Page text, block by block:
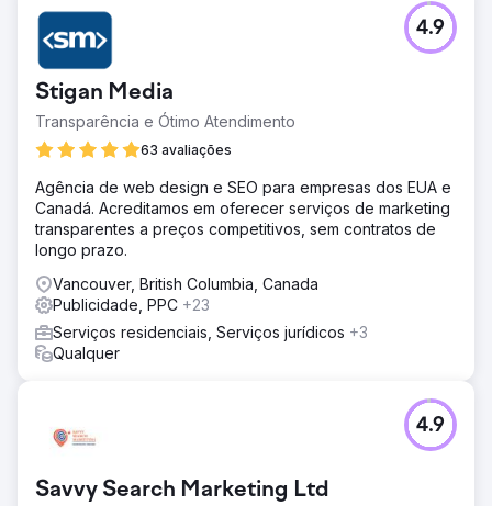
Desafio
Menos palavras-chave (47) estavam classificadas entre
as 3 primeiras do Google. Termos-chave como
"Concessionária Ford em Calgary" e "Concessionária
Ford" não estavam na primeira página. Os anúncios
geravam cliques, mas não conversões suficientes. Eles
precisavam de uma estratégia que impulsionasse o
tráfego, os leads e as ligações, sem desperdiçar o
orçamento de anúncios.
Solução
Uma transformação completa de SEO: Reconstruímos o
conteúdo da página e otimizamos os metadados.
Adicionamos um esquema estruturado para melhor
visibilidade nos resultados de busca. Direcionamos
palavras-chave transacionais (Concessionária Ford,
Financiamento Ford, Ford Usados em Calgary).
Posicionando a Metro Ford no mapa local: Aprimoramos o
posições no mapa. Criamos citações locais e listagens de
NAP (Nome, Endereço e Telefone) consistentes. Criamos
landing pages com foco geográfico para intenção local.
Segmentamos as campanhas por modelo de carro (F-1).
Stigan Media
Transparência e Ótimo Atendimento
63 avaliações
4.9
Agência de web design e SEO para empresas dos EUA e
Canadá. Acreditamos em oferecer serviços de marketing
transparentes a preços competitivos, sem contratos de
longo prazo.
Vancouver, British Columbia, Canada
Publicidade, PPC +23
Serviços residenciais, Serviços jurídicos +3
Qualquer
Savvy Search Marketing Ltd
4.9